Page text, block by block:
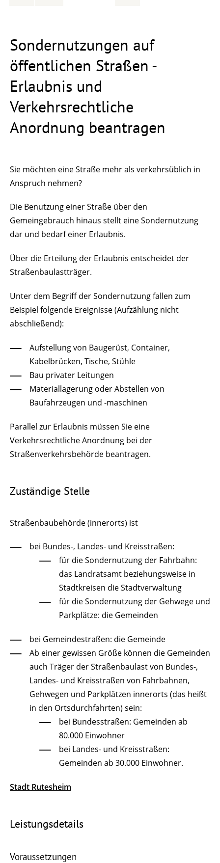
Sondernutzungen auf
öffentlichen Straßen -
Erlaubnis und
Verkehrsrechtliche
Anordnung beantragen
Sie möchten eine Straße mehr als verkehrsüblich in
Anspruch nehmen?
Die Benutzung einer Straße über den
Gemeingebrauch hinaus stellt eine Sondernutzung
dar und bedarf einer Erlaubnis.
Über die Erteilung der Erlaubnis entscheidet der
Straßenbaulastträger.
Unter dem Begriff der Sondernutzung fallen zum
Beispiel folgende Ereignisse(Aufzählung nicht
abschließend):
Aufstellung von Baugerüst, Container,
Kabelbrücken, Tische, Stühle
Bau privater Leitungen
Materiallagerung oder Abstellen von
Baufahrzeugen und -maschinen
Parallel zur Erlaubnis müssen Sie eine
Verkehrsrechtliche Anordnung bei der
Straßenverkehrsbehörde beantragen.
Zuständige Stelle
Straßenbaubehörde (innerorts) ist
bei Bundes-, Landes- und Kreisstraßen:
für die Sondernutzung der Fahrbahn:
das Landratsamt beziehungsweise in
Stadtkreisen die Stadtverwaltung
für die Sondernutzung der Gehwege und
Parkplätze: die Gemeinden
bei Gemeindestraßen: die Gemeinde
Ab einer gewissen Größe können die Gemeinden
auch Träger der Straßenbaulast von Bundes-,
Landes- und Kreisstraßen von Fahrbahnen,
Gehwegen und Parkplätzen innerorts (das heißt
in den Ortsdurchfahrten) sein:
bei Bundesstraßen: Gemeinden ab
80.000 Einwohner
bei Landes- und Kreisstraßen:
Gemeinden ab 30.000 Einwohner.
Stadt Rutesheim
Leistungsdetails
Voraussetzungen